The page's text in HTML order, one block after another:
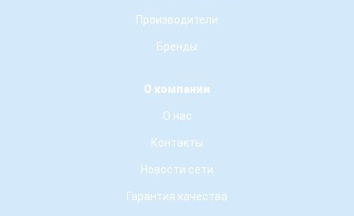
Производители
Бренды
О компании
О нас
Контакты
Новости сети
Гарантия качества